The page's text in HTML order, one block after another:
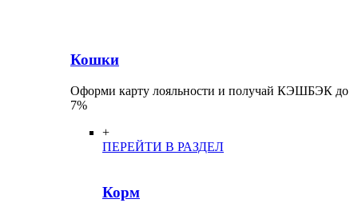
Кошки
Оформи карту лояльности и получай КЭШБЭК до
7%
+
ПЕРЕЙТИ В РАЗДЕЛ
Корм